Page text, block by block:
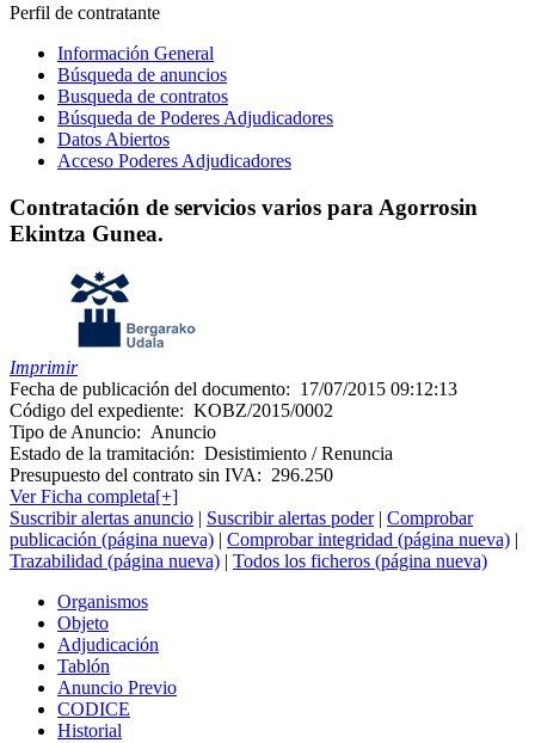
Perfil de contratante
Información General
Búsqueda de anuncios
Busqueda de contratos
Búsqueda de Poderes Adjudicadores
Datos Abiertos
Acceso Poderes Adjudicadores
Contratación de servicios varios para Agorrosin
Ekintza Gunea.
Imprimir
Fecha de publicación del documento: 17/07/2015 09:12:13
Código del expediente: KOBZ/2015/0002
Tipo de Anuncio: Anuncio
Estado de la tramitación: Desistimiento / Renuncia
Presupuesto del contrato sin IVA: 296.250
Ver Ficha completa[+]
Suscribir alertas anuncio | Suscribir alertas poder| Comprobar
publicación (página nueva) | Comprobar integridad (página nueva) |
Trazabilidad (página nueva) | Todos los ficheros (página nueva)
Organismos
Objeto
Adjudicación
Tablón
Anuncio Previo
CODICE
Historial